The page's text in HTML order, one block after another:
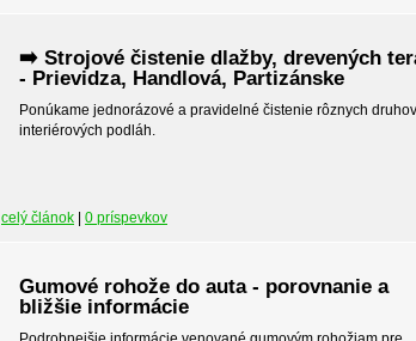
➡️ Strojové čistenie dlažby, drevených
- Prievidza, Handlová, Partizánske
Ponúkame jednorázové a pravidelné čistenie rôznych druhov
interiérových podláh.
celý článok 0 príspevkov
Gumové rohože do auta - porovnanie a
bližšie informácie